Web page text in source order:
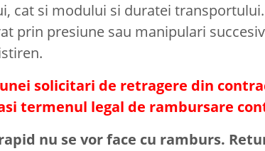
cat si modului si duratei
prin presiune sau manipulari
solicitari de retragere din
termenul legal de rambursare
nu se vor face cu ramburs.